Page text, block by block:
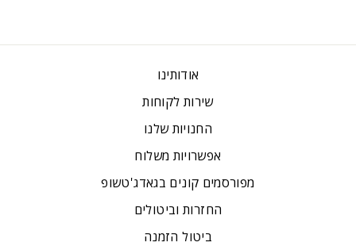
אודותינו
שירות לקוחות
החנויות שלנו
אפשרויות משלוח
מפורסמים קונים בגאדג'טשופ
החזרות וביטולים
ביטול הזמנה